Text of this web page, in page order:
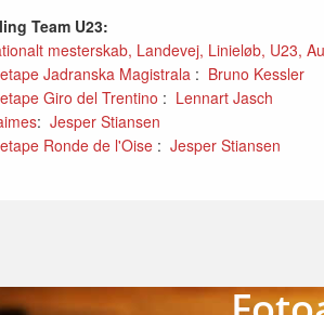
Team U23:
mesterskab, Landevej, Linieløb, U23,
Jadranska Magistrala : Bruno Kessler
Giro del Trentino : Lennart Jasch
: Jesper Stiansen
Ronde de l'Oise : Jesper Stiansen